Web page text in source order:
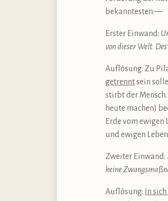
bekanntesten:—
Erster Einwand:
von dieser Welt.
Auflösung: Zu
getrenntsein
stirbt der
heute machen)
Erde vom
und ewigen
Zweiter Einwand:
keine
Auflösung: In